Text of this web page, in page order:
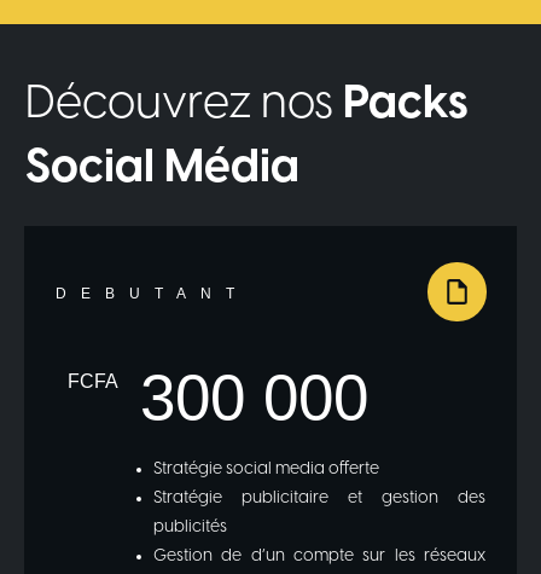
Découvrez nos Packs
Social Média
DEBUTANT
FCFA 300 000
Stratégie social media offerte
Stratégie publicitaire et gestion des
publicités
Gestion de d’un compte sur les réseaux